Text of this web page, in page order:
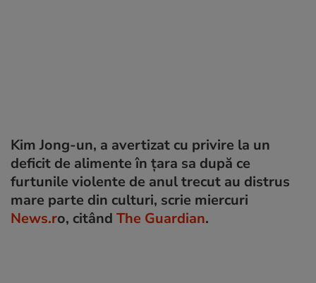
Kim Jong-un, a avertizat cu privire la un
deficit de alimente în țara sa după ce
furtunile violente de anul trecut au distrus
mare parte din culturi, scrie miercuri
News.ro, citând The Guardian.